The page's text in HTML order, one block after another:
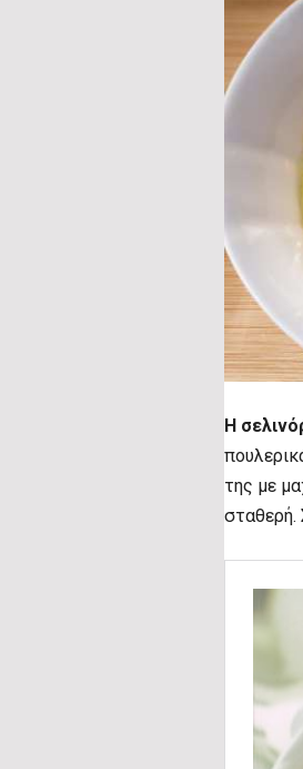
Η
της με
σταθερή.